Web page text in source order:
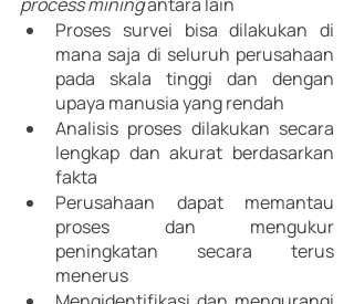
Proses survei bisa dilakukan di
mana saja di seluruh perusahaan
pada skala tinggi dan dengan
upaya manusia yang rendah
Analisis proses dilakukan secara
lengkap dan akurat berdasarkan
fakta
Perusahaan dapat memantau
proses dan mengukur
peningkatan secara terus
menerus